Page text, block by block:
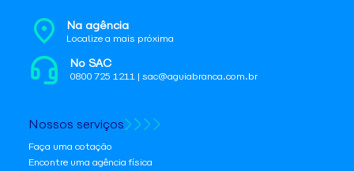
Na agência
Localize a mais próxima
No SAC
0800 725 1211 | sac@aguiabranca.com.br
Nossos serviços
Faça uma cotação
Encontre uma agência física